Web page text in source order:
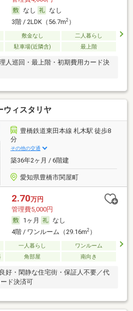
なし
なし
3階 / 2LDK（56.7m2）
敷金なし
二人暮らし
駐車場(近隣含) 最上階
人巡回・最上階・初期費用カード決
ウィスタリヤ
豊橋鉄道東田本線 札木駅 徒歩8
分
その他の交通
築36年2ヶ月 / 6階建
愛知県豊橋市関屋町
2.70万円
管理費5,000円
1ヶ月
なし
4階 / ワンルーム（29.16m2）
一人暮らし
ワンルーム
角部屋 南向き
好・閑静な住宅街・保証人不要／代
ド決済可